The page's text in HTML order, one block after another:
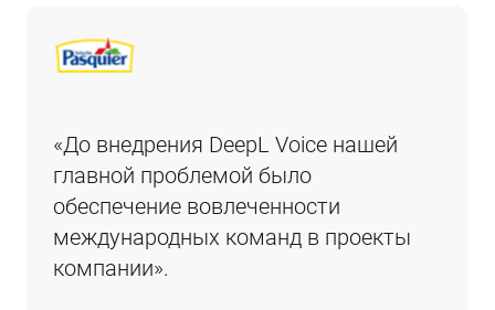
«До внедрения DeepL Voice нашей
главной проблемой было
обеспечение вовлеченности
международных команд в проекты
компании».